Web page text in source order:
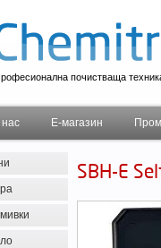
почистваща
Е-магазин
SBH-E